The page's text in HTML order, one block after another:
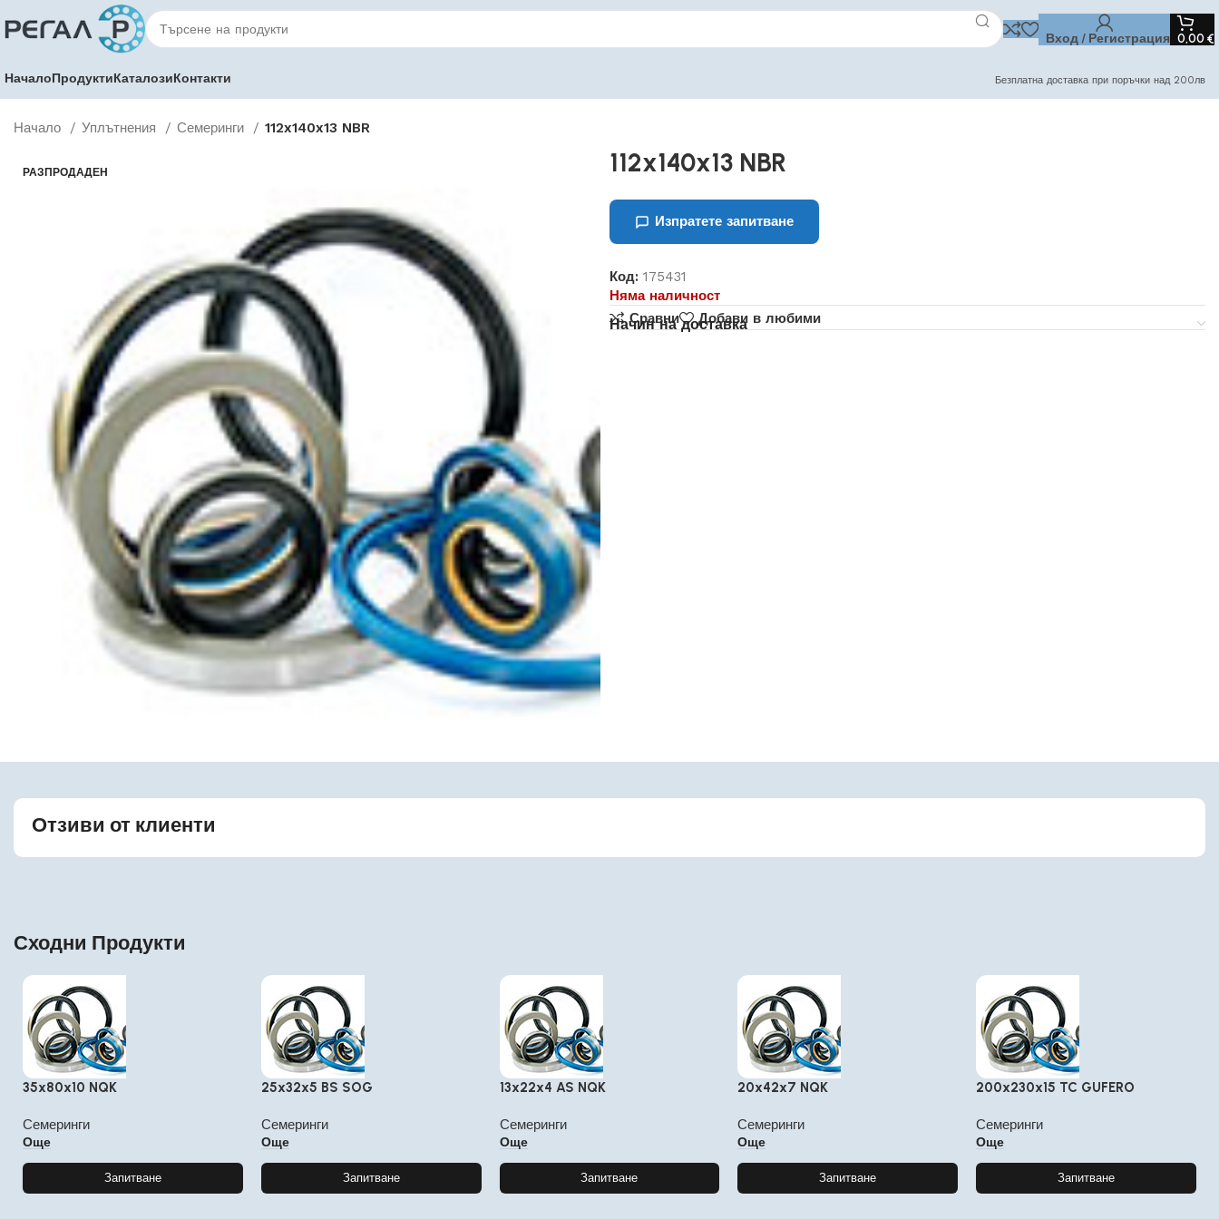
Вход / Регистрация 0,00 €
НачалоПродуктиКаталозиКонтакти Безплатна доставка при поръчки над 200лв
Начало Уплътнения Семеринги 112x140x13 NBR
РАЗПРОДАДЕН 112x140x13 NBR
Изпратете запитване
Код: 175431
Няма наличност
Сравни
Добави в любими
Начин на доставка
Отзиви от клиенти
Сходни Продукти
35x80x10 NQK
Семеринги
Още
Запитване
25x32x5 BS SOG
Семеринги
Още
Запитване
13x22x4 AS NQK
Семеринги
Още
Запитване
20x42x7 NQK
Семеринги
Още
Запитване
200x230x15 TC GUFERO
Семеринги
Още
Запитване